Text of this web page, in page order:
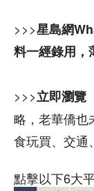
>>>星島網
料一經錄用，
>>>立即瀏覽
略，老華僑也
食玩買、交通
點擊以下6大